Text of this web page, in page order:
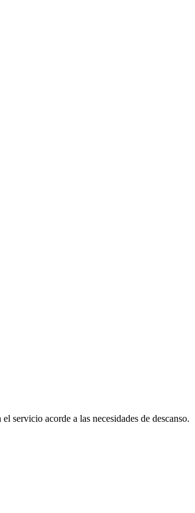
servicio acorde a las necesidades de descanso.